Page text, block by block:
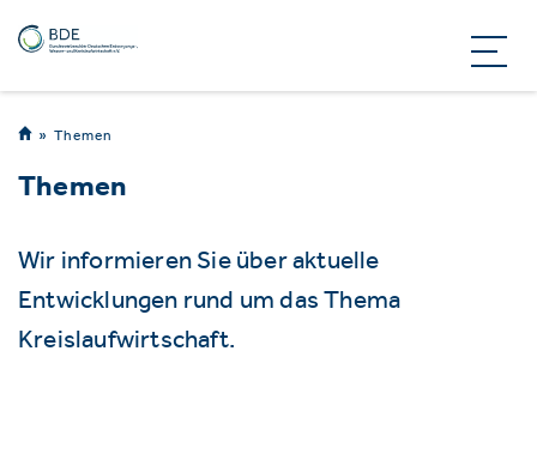
Themen
Themen
Wir informieren Sie über aktuelle
Entwicklungen rund um das Thema
Kreislaufwirtschaft.